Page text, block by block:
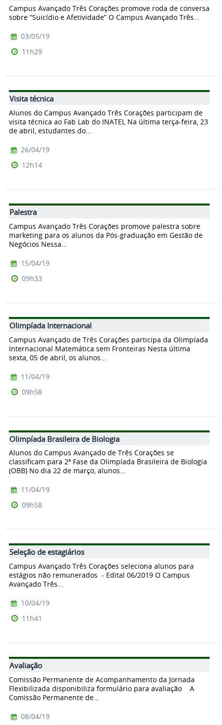
Campus Avançado Três Corações promove roda de conversa
sobre “Suicídio e Afetividade” O Campus Avançado Três...
03/05/19
11h29
Visita técnica
Alunos do Campus Avançado Três Corações participam de
visita técnica ao Fab Lab do INATEL Na última terça-feira, 23
de abril, estudantes do...
26/04/19
12h14
Palestra
Campus Avançado Três Corações promove palestra sobre
marketing para os alunos da Pós-graduação em Gestão de
Negócios Nessa...
15/04/19
09h33
Olimpíada Internacional
Campus Avançado de Três Corações participa da Olimpíada
Internacional Matemática sem Fronteiras Nesta última
sexta, 05 de abril, os alunos...
11/04/19
09h58
Olimpíada Brasileira de Biologia
Alunos do Campus Avançado de Três Corações se
classificam para 2ª Fase da Olimpíada Brasileira de Biologia
(OBB) No dia 22 de março, alunos...
11/04/19
09h58
Seleção de estagiários
Campus Avançado Três Corações seleciona alunos para
estágios não remunerados - Edital 06/2019 O Campus
Avançado Três...
10/04/19
11h41
Avaliação
Comissão Permanente de Acompanhamento da Jornada
Flexibilizada disponibiliza formulário para avaliação A
Comissão Permanente de...
08/04/19